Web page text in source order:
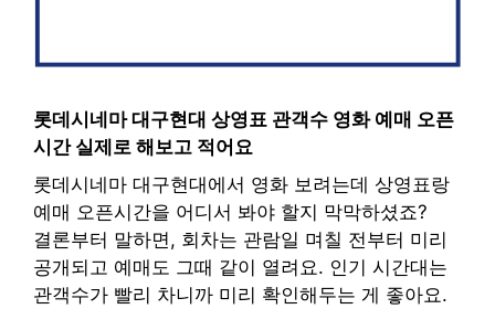
롯데시네마 대구현대 상영표 관객수 영화 예매 오픈
시간 실제로 해보고 적어요
롯데시네마 대구현대에서 영화 보려는데 상영표랑
예매 오픈시간을 어디서 봐야 할지 막막하셨죠?
결론부터 말하면, 회차는 관람일 며칠 전부터 미리
공개되고 예매도 그때 같이 열려요. 인기 시간대는
관객수가 빨리 차니까 미리 확인해두는 게 좋아요.